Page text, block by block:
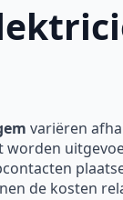
variëren
worden
de kosten